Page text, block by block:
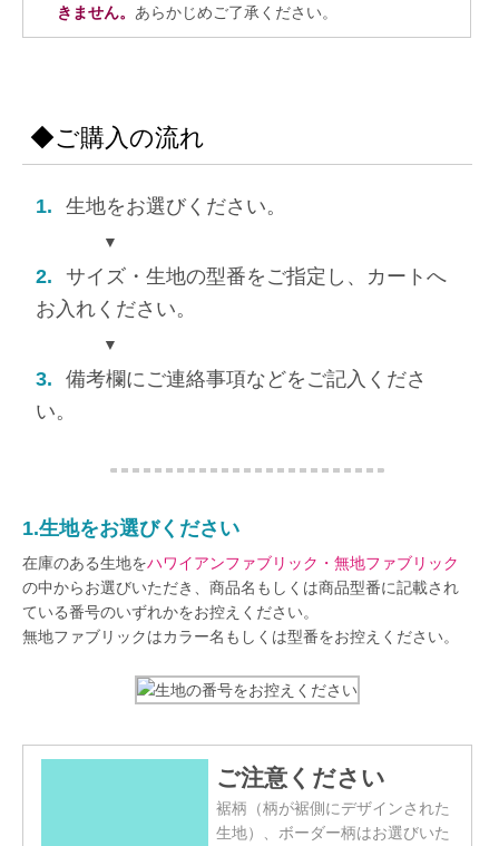
きません。 あらかじめご了承ください。
◆ご購入の流れ
1. 生地をお選びください。
▼
2.
サイズ・生地の型番をご指定し、カートへ
お入れください。
▼
3.
備考欄にご連絡事項などをご記入くださ
い。
1.生地をお選びください
在庫のある生地をハワイアンファブリック・無地ファブリック
の中からお選びいただき、商品名もしくは商品型番に記載され
ている番号のいずれかをお控えください。
無地ファブリックはカラー名もしくは型番をお控えください。
ご注意ください
裾柄（柄が裾側にデザインされた
生地）、ボーダー柄はお選びいた